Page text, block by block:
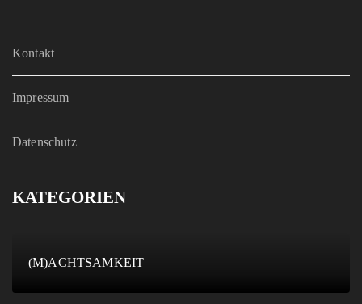
Kontakt
Impressum
Datenschutz
KATEGORIEN
(M)ACHTSAMKEIT